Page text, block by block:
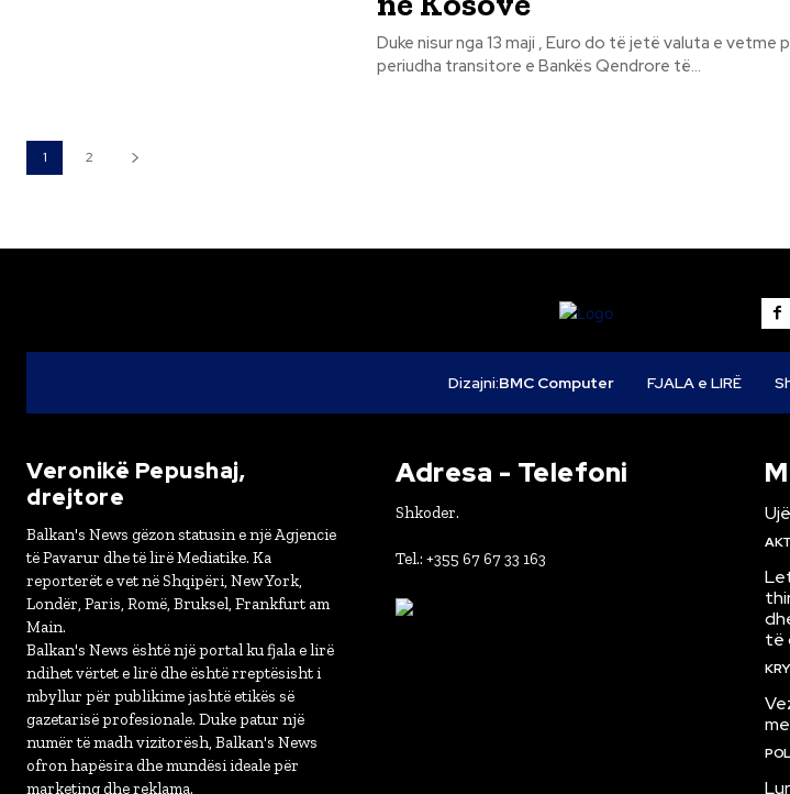
Duke nisur nga 13 maji , Euro do të jetë valuta e vetme
periudha transitore e Bankës Qendrore të...
1 2
Dizajni:BMC Computer FJALA e LIRË
Veronikë Pepushaj,
drejtore
Balkan's News gëzon statusin e një Agjencie
të Pavarur dhe të lirë Mediatike. Ka
reporterët e vet në Shqipëri, New York,
Londër, Paris, Romë, Bruksel, Frankfurt am
Main.
Balkan's News është një portal ku fjala e lirë
ndihet vërtet e lirë dhe është rreptësisht i
mbyllur për publikime jashtë etikës së
gazetarisë profesionale. Duke patur një
numër të madh vizitorësh, Balkan's News
ofron hapësira dhe mundësi ideale për
marketing dhe reklama.
Adresa - Telefoni
Shkoder.
Tel.: +355 67 67 33 163
të